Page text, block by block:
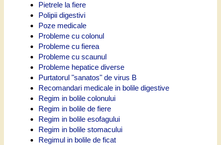
Pietrele la fiere
Polipii digestivi
Poze medicale
Probleme cu colonul
Probleme cu fierea
Probleme cu scaunul
Probleme hepatice diverse
Purtatorul "sanatos" de virus B
Recomandari medicale in bolile digestive
Regim in bolile colonului
Regim in bolile de fiere
Regim in bolile esofagului
Regim in bolile stomacului
Regimul in bolile de ficat